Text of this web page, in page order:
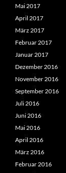
Mai 2017
April 2017
März 2017
Februar 2017
Januar 2017
Dezember 2016
November 2016
September 2016
Juli 2016
Juni 2016
Mai 2016
April 2016
März 2016
Februar 2016